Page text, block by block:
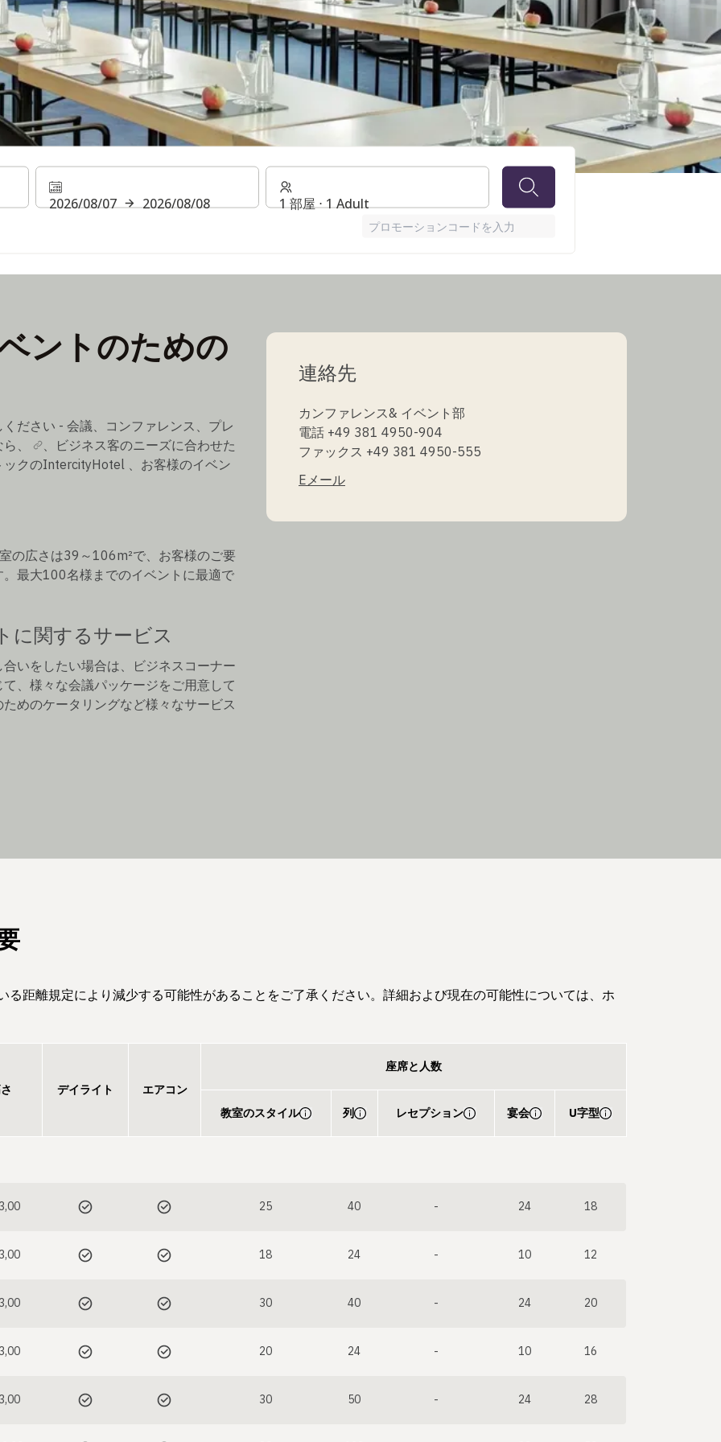
ント
2026/08/07 2026/08/08 1 部屋 ⋅ 1 Adult
プロモーションコードを入力
ントのための
ださい - 会議、コンファレンス、プレ
、
、ビジネス客のニーズに合わせた
クのIntercityHotel 、お客様のイベン
の広さは39～106m²で、お客様のご要
最大100名様までのイベントに最適で
に関するサービス
いをしたい場合は、ビジネスコーナー
、様々な会議パッケージをご用意して
めのケータリングなど様々なサービス
連絡先
カンファレンス& イベント部
電話 +49 381 4950-904
ファックス +49 381 4950-555
Eメール
る距離規定により減少する可能性があることをご了承ください。詳細および現在の可能性については、ホ
デイライト エアコン
座席と人数
教室のスタイル 列 レセプション 宴会 U字型
25 40 - 24 18
18 24 - 10 12
30 40 - 24 20
20 24 - 10 16
30 50 - 24 28